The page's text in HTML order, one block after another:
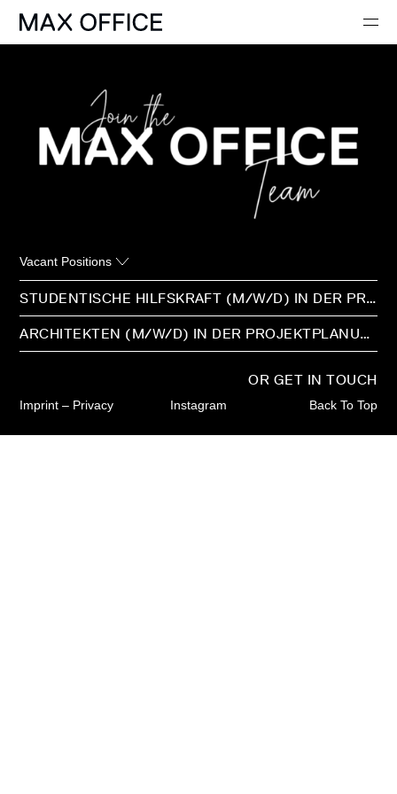
ABOUT
PROJECTS
CONCEPTS
TEAM
Vacant Positions
STUDENTISCHE HILFSKRAFT (M/W/D) IN DER PROJEKTPLANUNG
ARCHITEKTEN (M/W/D) IN DER PROJEKTPLANUNG
OR GET IN TOUCH
Imprint – Privacy Instagram Back To Top